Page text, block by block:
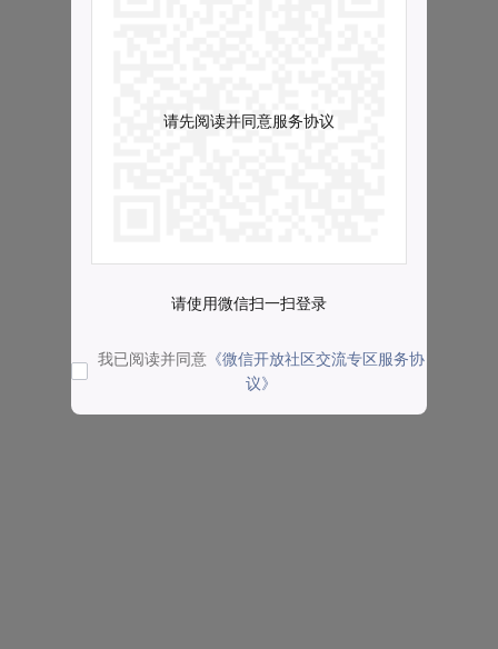
请先阅读并同意服务协议
请使用微信扫一扫登录
我已阅读并同意 《微信开放社区交流专区服务协
议》